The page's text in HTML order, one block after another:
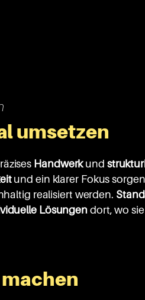
umsetzen
Handwerkund
und ein klarer Fokus
realisiert werden.
Lösungen dort, wo